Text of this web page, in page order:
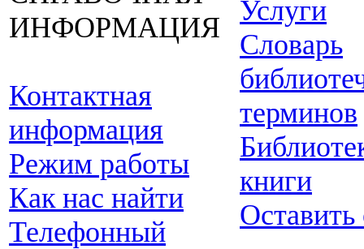
ИНФОРМАЦИЯ
Контактная
информация
Режим работы
Как нас найти
Телефонный
Услуги
Словарь
терминов
книги
Оставить